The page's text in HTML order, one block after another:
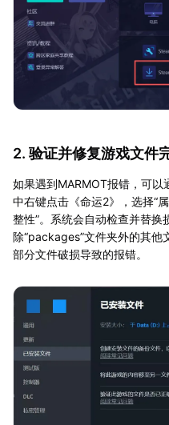
2. 验证并修复游戏文件
如果遇到MARMOT报错，可
中右键点击《命运2》，选择“
整性”。系统会自动检查并替
除“packages”文件夹外的其他
部分文件破损导致的报错。